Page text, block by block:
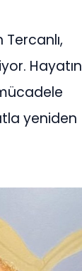
Hayatın
yeniden